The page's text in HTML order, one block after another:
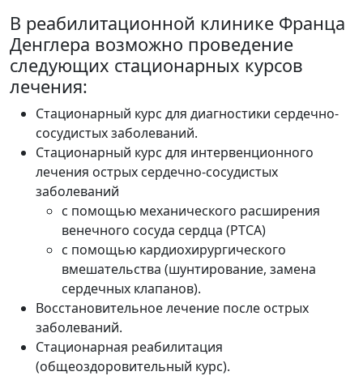
В реабилитационной клинике Франца
Денглера возможно проведение
следующих стационарных курсов
лечения:
Стационарный курс для диагностики сердечно-
сосудистых заболеваний.
Стационарный курс для интервенционного
лечения острых сердечно-сосудистых
заболеваний
с помощью механического расширения
венечного сосуда сердца (PTCA)
с помощью кардиохирургического
вмешательства (шунтирование, замена
сердечных клапанов).
Восстановительное лечение после острых
заболеваний.
Стационарная реабилитация
(общеоздоровительный курс).